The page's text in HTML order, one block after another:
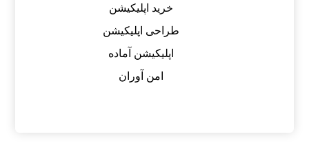
خرید اپلیکیشن
طراحی اپلیکیشن
اپلیکیشن آماده
امن آوران